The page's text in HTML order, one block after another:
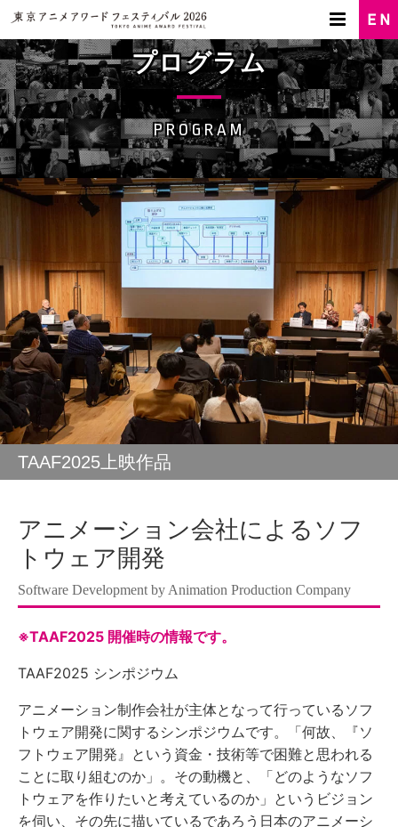
プログラム
PROGRAM
TAAF2025上映作品
アニメーション会社によるソフ
トウェア開発
Software Development by Animation Production Company
※TAAF2025 開催時の情報です。
TAAF2025 シンポジウム
アニメーション制作会社が主体となって行っているソフ
トウェア開発に関するシンポジウムです。「何故、『ソ
フトウェア開発』という資金・技術等で困難と思われる
ことに取り組むのか」。その動機と、「どのようなソフ
トウェアを作りたいと考えているのか」というビジョン
を伺い、その先に描いているであろう日本のアニメーシ